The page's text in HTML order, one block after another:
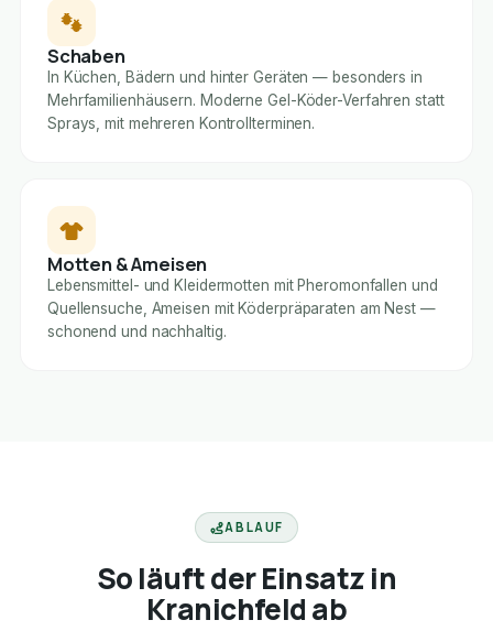
Schaben
In Küchen, Bädern und hinter Geräten — besonders in
Mehrfamilienhäusern. Moderne Gel-Köder-Verfahren statt
Sprays, mit mehreren Kontrollterminen.
Motten & Ameisen
Lebensmittel- und Kleidermotten mit Pheromonfallen und
Quellensuche, Ameisen mit Köderpräparaten am Nest —
schonend und nachhaltig.
ABLAUF
So läuft der Einsatz in
Kranichfeld ab